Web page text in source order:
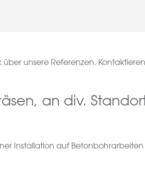
über unsere Referenzen.
an div.
Installation auf